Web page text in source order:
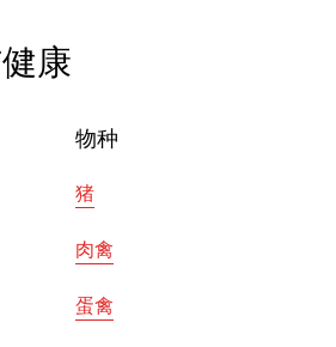
康
物种
猪
肉禽
蛋禽